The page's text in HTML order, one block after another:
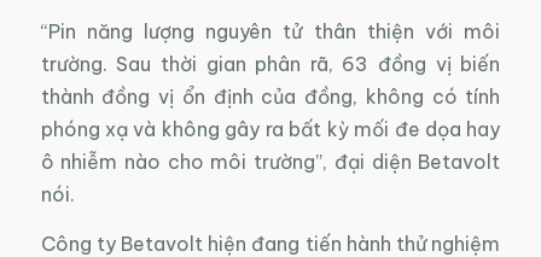
“Pin năng lượng nguyên tử thân thiện với môi
trường. Sau thời gian phân rã, 63 đồng vị biến
thành đồng vị ổn định của đồng, không có tính
phóng xạ và không gây ra bất kỳ mối đe dọa hay
ô nhiễm nào cho môi trường”, đại diện Betavolt
nói.
Công ty Betavolt hiện đang tiến hành thử nghiệm